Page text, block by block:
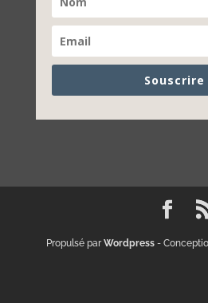
Souscrire
Propulsé parWordpress-